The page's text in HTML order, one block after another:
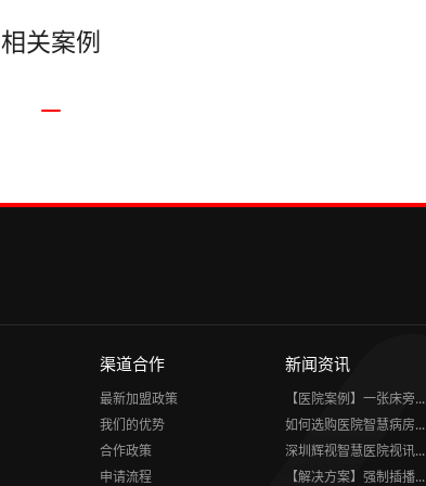
相关案例
渠道合作
最新加盟政策
我们的优势
合作政策
申请流程
新闻资讯
【医院案例】一张床旁...
如何选购医院智慧病房...
深圳辉视智慧医院视讯...
【解决方案】强制插播...